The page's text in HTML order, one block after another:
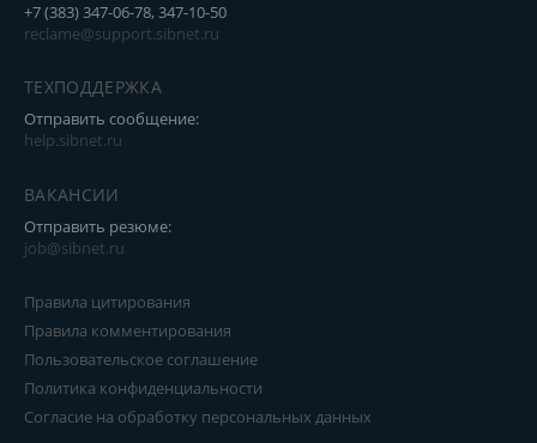
+7 (383) 347-06-78, 347-10-50
reclame@support.sibnet.ru
ТЕХПОДДЕРЖКА
Отправить сообщение:
help.sibnet.ru
ВАКАНСИИ
Отправить резюме:
job@sibnet.ru
Правила цитирования
Правила комментирования
Пользовательское соглашение
Политика конфиденциальности
Согласие на обработку персональных данных